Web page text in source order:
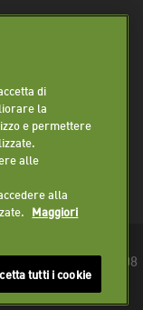
- P.IVA 01225610508
di
la
e permettere
alle
alla
Maggiori
tutti i cookie